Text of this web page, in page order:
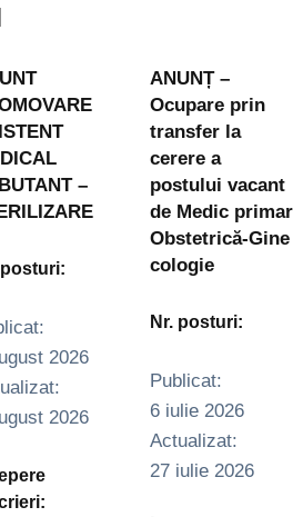
–
posturi:
2026
2026
ANUNȚ –
Ocupare prin
transfer la
cerere a
postului vacant
de Medic primar
Obstetrică‑Gine
cologie
Nr. posturi:
Publicat:
6 iulie 2026
Actualizat:
27 iulie 2026